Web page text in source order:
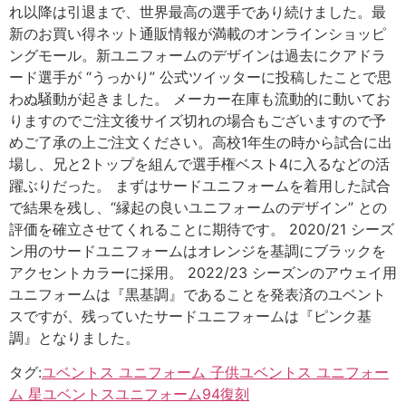
れ以降は引退まで、世界最高の選手であり続けました。最
新のお買い得ネット通販情報が満載のオンラインショッピ
ングモール。新ユニフォームのデザインは過去にクアドラ
ード選手が “うっかり” 公式ツイッターに投稿したことで思
わぬ騒動が起きました。 メーカー在庫も流動的に動いてお
りますのでご注文後サイズ切れの場合もございますので予
めご了承の上ご注文ください。高校1年生の時から試合に出
場し、兄と2トップを組んで選手権ベスト4に入るなどの活
躍ぶりだった。 まずはサードユニフォームを着用した試合
で結果を残し、“縁起の良いユニフォームのデザイン” との
評価を確立させてくれることに期待です。 2020/21 シーズ
ン用のサードユニフォームはオレンジを基調にブラックを
アクセントカラーに採用。 2022/23 シーズンのアウェイ用
ユニフォームは『黒基調』であることを発表済のユベント
スですが、残っていたサードユニフォームは『ピンク基
調』となりました。
タグ:ユベントス ユニフォーム 子供ユベントス ユニフォー
ム 星ユベントスユニフォーム94復刻